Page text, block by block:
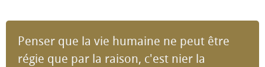
Penser que la vie humaine ne peut être
régie que par la raison, c'est nier la